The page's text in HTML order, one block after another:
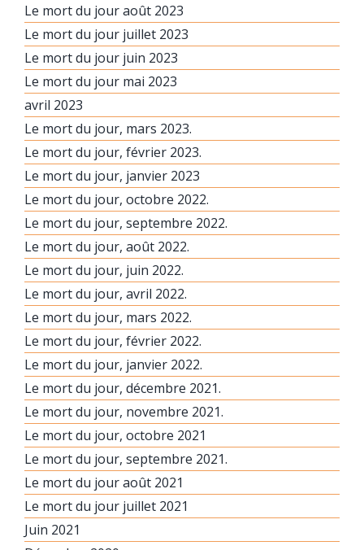
Le mort du jour août 2023
Le mort du jour juillet 2023
Le mort du jour juin 2023
Le mort du jour mai 2023
avril 2023
Le mort du jour, mars 2023.
Le mort du jour, février 2023.
Le mort du jour, janvier 2023
Le mort du jour, octobre 2022.
Le mort du jour, septembre 2022.
Le mort du jour, août 2022.
Le mort du jour, juin 2022.
Le mort du jour, avril 2022.
Le mort du jour, mars 2022.
Le mort du jour, février 2022.
Le mort du jour, janvier 2022.
Le mort du jour, décembre 2021.
Le mort du jour, novembre 2021.
Le mort du jour, octobre 2021
Le mort du jour, septembre 2021.
Le mort du jour août 2021
Le mort du jour juillet 2021
Juin 2021